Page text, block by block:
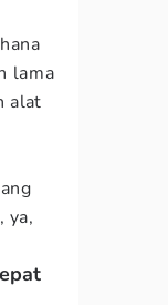
lama
alat
ya,